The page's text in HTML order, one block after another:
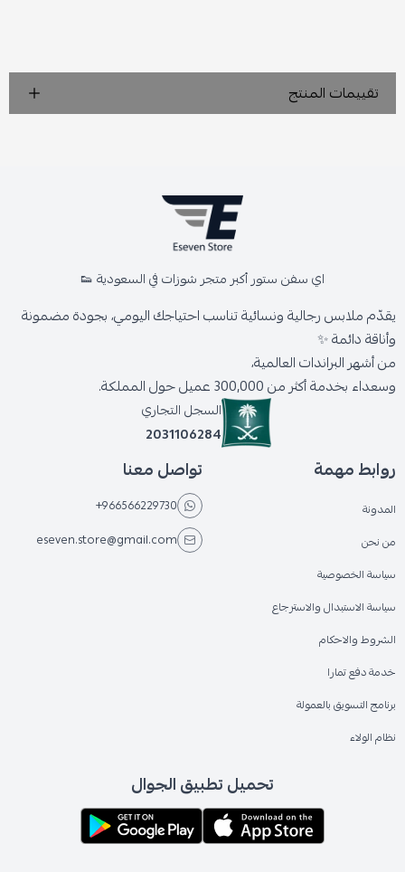
تقييمات المنتج
اي سفن ستور أكبر متجر شوزات في السعودية 👟
يقدّم ملابس رجالية ونسائية تناسب احتياجك اليومي، بجودة مضمونة
وأناقة دائمة ✨
من أشهر البراندات العالمية،
وسعداء بخدمة أكثر من 300,000 عميل حول المملكة.
السجل التجاري
2031106284
روابط مهمة
المدونة
من نحن
سياسة الخصوصية
سياسة الاستبدال والاسترجاع
الشروط والاحكام
خدمة دفع تمارا
برنامج التسويق بالعمولة
نظام الولاء
تواصل معنا
+966566229730
eseven.store@gmail.com
تحميل تطبيق الجوال